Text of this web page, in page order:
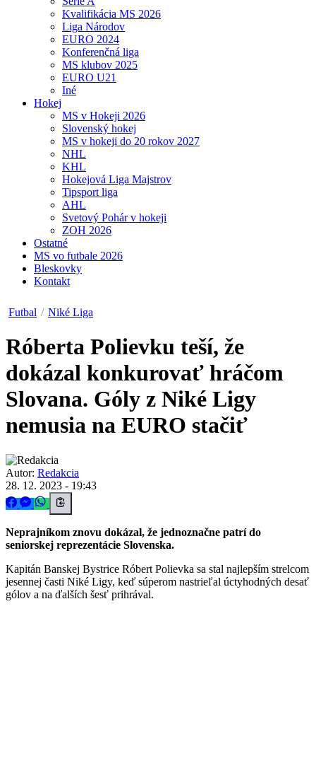
Kvalifikácia MS 2026
Liga Národov
EURO 2024
Konferenčná liga
MS klubov 2025
EURO U21
Iné
Hokej
MS v Hokeji 2026
Slovenský hokej
MS v hokeji do 20 rokov 2027
NHL
KHL
Hokejová Liga Majstrov
Tipsport liga
AHL
Svetový Pohár v hokeji
ZOH 2026
Ostatné
MS vo futbale 2026
Bleskovky
Kontakt
Futbal / Niké Liga
Róberta Polievku teší, že
dokázal konkurovať hráčom
Slovana. Góly z Niké Ligy
nemusia na EURO stačiť
Autor: Redakcia
28. 12. 2023 - 19:43
Neprajníkom znovu dokázal, že jednoznačne patrí do
seniorskej reprezentácie Slovenska.
Kapitán Banskej Bystrice Róbert Polievka sa stal najlepším strelcom
jesennej časti Niké Ligy, keď súperom nastrieľal úctyhodných desať
gólov a na ďalších šesť prihrával.